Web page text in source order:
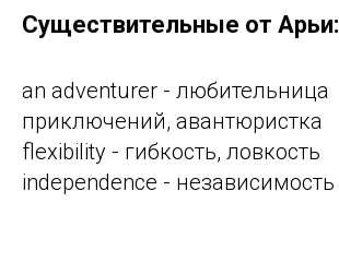
Существительные от Арьи:
an adventurer - любительница
приключений, авантюристка
flexibility - гибкость, ловкость
independence - независимость